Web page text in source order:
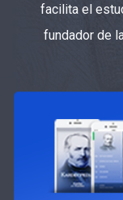
facilita el
fundador de